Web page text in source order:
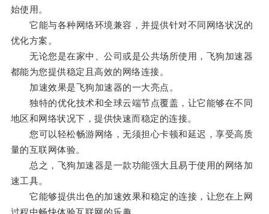
始使用。
它能与各种网络环境兼容，并提供针对不同网络状况的
优化方案。
无论您是在家中、公司或是公共场所使用，飞狗加速器
都能为您提供稳定且高效的网络连接。
加速效果是飞狗加速器的一大亮点。
独特的优化技术和全球云端节点覆盖，让它能够在不同
地区和网络状况下，提供快速而稳定的连接。
您可以轻松畅游网络，无须担心卡顿和延迟，享受高质
量的互联网体验。
总之，飞狗加速器是一款功能强大且易于使用的网络加
速工具。
它能够提供出色的加速效果和稳定的连接，让您在上网